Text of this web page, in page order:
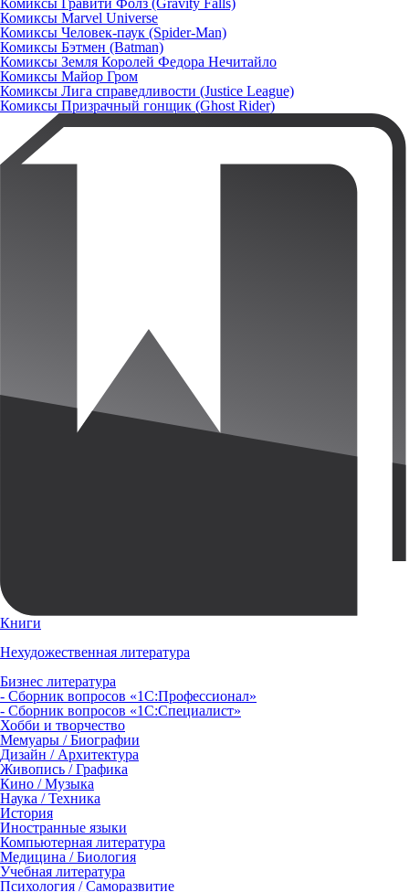
Комиксы Гравити Фолз (Gravity Falls)
Комиксы Marvel Universe
Комиксы Человек-паук (Spider-Man)
Комиксы Бэтмен (Batman)
Комиксы Земля Королей Федора Нечитайло
Комиксы Майор Гром
Комиксы Лига справедливости (Justice League)
Комиксы Призрачный гонщик (Ghost Rider)
Книги
Нехудожественная литература
Бизнес литература
- Сборник вопросов «1С:Профессионал»
- Сборник вопросов «1С:Специалист»
Хобби и творчество
Мемуары / Биографии
Дизайн / Архитектура
Живопись / Графика
Кино / Музыка
Наука / Техника
История
Иностранные языки
Компьютерная литература
Медицина / Биология
Учебная литература
Психология / Саморазвитие